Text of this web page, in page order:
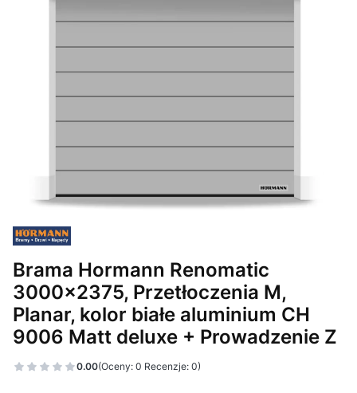
Brama Hormann Renomatic
3000x2375, Przetłoczenia M,
Planar, kolor białe aluminium CH
9006 Matt deluxe + Prowadzenie Z
0.00(Oceny: 0 Recenzje: 0)